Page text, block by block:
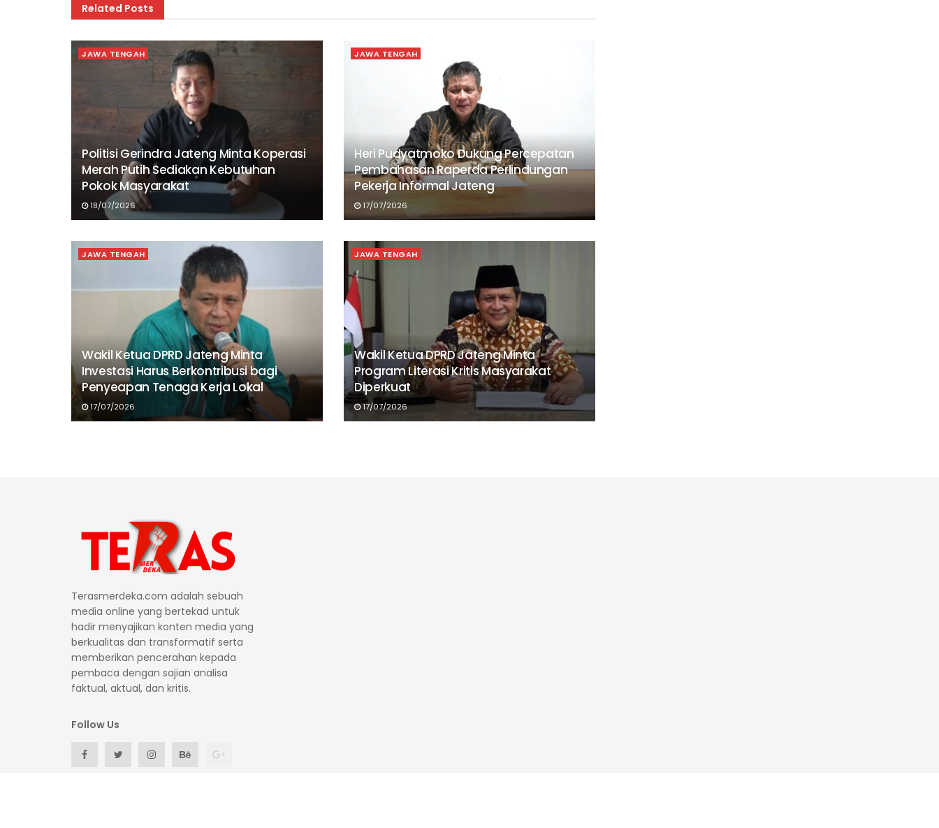
Related Posts
JAWA TENGAH
Politisi Gerindra Jateng Minta Koperasi
Merah Putih Sediakan Kebutuhan
Pokok Masyarakat
18/07/2026
JAWA TENGAH
Heri Pudyatmoko Dukung Percepatan
Pembahasan Raperda Perlindungan
Pekerja Informal Jateng
17/07/2026
JAWA TENGAH
Wakil Ketua DPRD Jateng Minta
Investasi Harus Berkontribusi bagi
Penyeapan Tenaga Kerja Lokal
17/07/2026
JAWA TENGAH
Wakil Ketua DPRD Jateng Minta
Program Literasi Kritis Masyarakat
Diperkuat
17/07/2026
Terasmerdeka.com adalah sebuah
media online yang bertekad untuk
hadir menyajikan konten media yang
berkualitas dan transformatif serta
memberikan pencerahan kepada
pembaca dengan sajian analisa
faktual, aktual, dan kritis.
Follow Us